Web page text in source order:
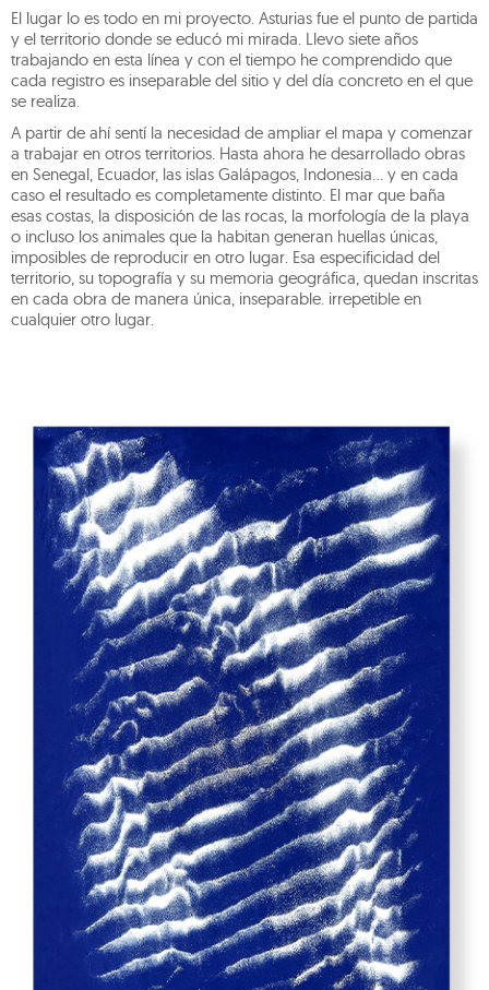
El lugar lo es todo en mi proyecto. Asturias fue el punto de partida
y el territorio donde se educó mi mirada. Llevo siete años
trabajando en esta línea y con el tiempo he comprendido que
cada registro es inseparable del sitio y del día concreto en el que
se realiza.
A partir de ahí sentí la necesidad de ampliar el mapa y comenzar
a trabajar en otros territorios. Hasta ahora he desarrollado obras
en Senegal, Ecuador, las islas Galápagos, Indonesia… y en cada
caso el resultado es completamente distinto. El mar que baña
esas costas, la disposición de las rocas, la morfología de la playa
o incluso los animales que la habitan generan huellas únicas,
imposibles de reproducir en otro lugar. Esa especificidad del
territorio, su topografía y su memoria geográfica, quedan inscritas
en cada obra de manera única, inseparable. irrepetible en
cualquier otro lugar.